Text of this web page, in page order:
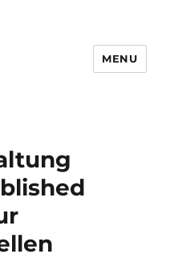
MENU